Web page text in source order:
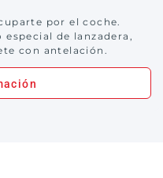
por el coche.
de lanzadera,
con antelación.